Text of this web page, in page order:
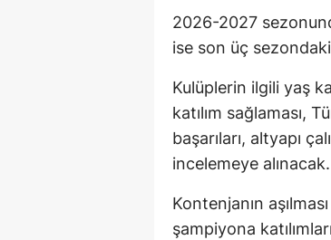
2026-2027
ise son üç
Kulüplerin ilgili yaş
katılım sağlaması,
başarıları, altyapı
incelemeye alınacak.
Kontenjanın
şampiyona